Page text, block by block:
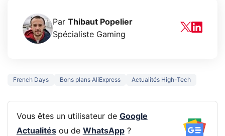
Par Thibaut Popelier
Spécialiste Gaming
French Days Bons plans AliExpress Actualités High-Tech
Vous êtes un utilisateur de Google
Actualitésou de WhatsApp?